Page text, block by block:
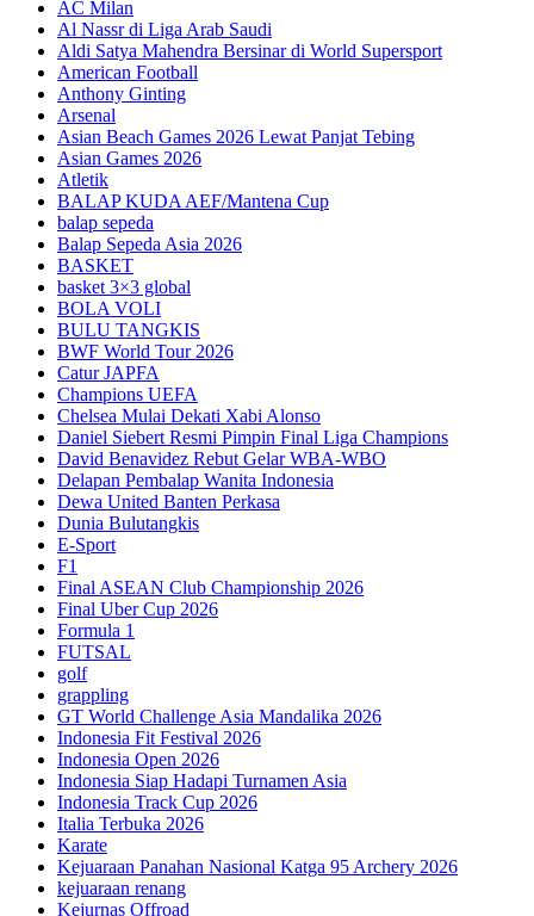
AC Milan
Al Nassr di Liga Arab Saudi
Aldi Satya Mahendra Bersinar di World Supersport
American Football
Anthony Ginting
Arsenal
Asian Beach Games 2026 Lewat Panjat Tebing
Asian Games 2026
Atletik
BALAP KUDA AEF/Mantena Cup
balap sepeda
Balap Sepeda Asia 2026
BASKET
basket 3×3 global
BOLA VOLI
BULU TANGKIS
BWF World Tour 2026
Catur JAPFA
Champions UEFA
Chelsea Mulai Dekati Xabi Alonso
Daniel Siebert Resmi Pimpin Final Liga Champions
David Benavidez Rebut Gelar WBA-WBO
Delapan Pembalap Wanita Indonesia
Dewa United Banten Perkasa
Dunia Bulutangkis
E-Sport
F1
Final ASEAN Club Championship 2026
Final Uber Cup 2026
Formula 1
FUTSAL
golf
grappling
GT World Challenge Asia Mandalika 2026
Indonesia Fit Festival 2026
Indonesia Open 2026
Indonesia Siap Hadapi Turnamen Asia
Indonesia Track Cup 2026
Italia Terbuka 2026
Karate
Kejuaraan Panahan Nasional Katga 95 Archery 2026
kejuaraan renang
Kejurnas Offroad